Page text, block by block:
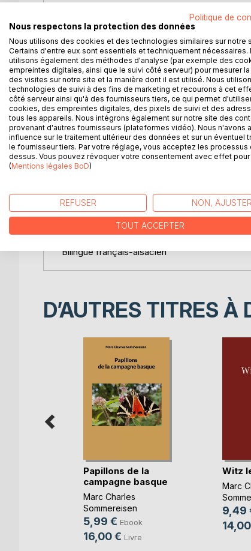
Marc Charles et Lucile Sommereisen
Dégâts des eaux
Où l'on rencontre un chien existentiel, sa
d'appartement et Jonas qui veut sortir pour
Autoportrait à la pagaie
L'homme de terre a soif de mer. La rade de
univers où vivre des frayeurs, des bonheurs
dessine à mesure en creux, la Ville vue de la
Parapluie paradis
Bilingue français-alsacien
D’AUTRES TITRES À
Papillons de la
campagne basque
Marc Charles
Sommereisen
5,99 € Ebook
16,00 € Livre
Witz
Marc
9,49
Politique de
Nous respectons la protection des données
Nous utilisons des cookies et des technologies similaires sur notre
Certains d'entre eux sont essentiels et techniquement nécessaires.
utilisons également des méthodes d'analyse (par exemple des
empreintes digitales, ainsi que le suivi côté serveur) pour mesurer
des visites sur notre site et la manière dont il est utilisé. Nous
technologies de suivi à des fins de marketing et recourons à cet
côté serveur ainsi qu'à des fournisseurs tiers, ce qui permet
cookies, des empreintes digitales, des pixels de suivi et des
tous les appareils. Nous intégrons également sur notre site des
provenant d'autres fournisseurs (plateformes vidéo). Nous n'avons
influence sur le traitement ultérieur des données et sur un éventuel
le fournisseur tiers. Par votre réglage, vous acceptez les processus
dessus. Vous pouvez révoquer votre consentement avec effet pour
(Mentions légales BoD)
REFUSER NON, AJUSTER
TOUT ACCEPTER